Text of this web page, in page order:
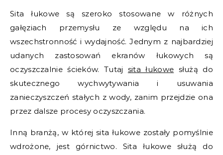
Sita łukowe są szeroko stosowane w różnych
gałęziach przemysłu ze względu na ich
wszechstronność i wydajność. Jednym z najbardziej
udanych zastosowań ekranów łukowych są
oczyszczalnie ścieków. Tutaj sita łukowe służą do
skutecznego wychwytywania i usuwania
zanieczyszczeń stałych z wody, zanim przejdzie ona
przez dalsze procesy oczyszczania.
Inną branżą, w której sita łukowe zostały pomyślnie
wdrożone, jest górnictwo. Sita łukowe służą do